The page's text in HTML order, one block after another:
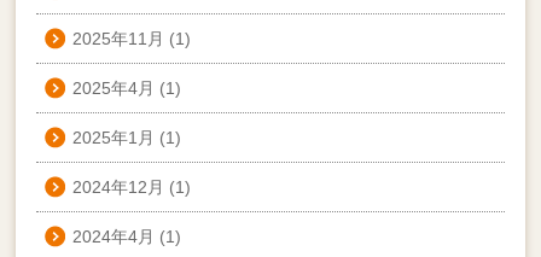
2025年11月 (1)
2025年4月 (1)
2025年1月 (1)
2024年12月 (1)
2024年4月 (1)